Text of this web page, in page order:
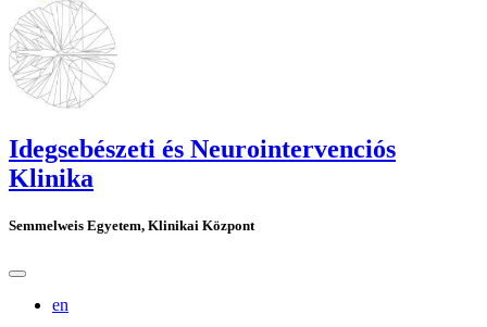
Idegsebészeti és Neurointervenciós
Klinika
Semmelweis Egyetem, Klinikai Központ
en